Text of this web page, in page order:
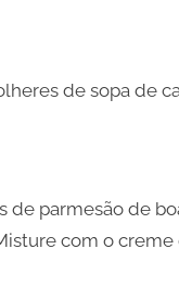
de sopa de
de parmesão de
com o